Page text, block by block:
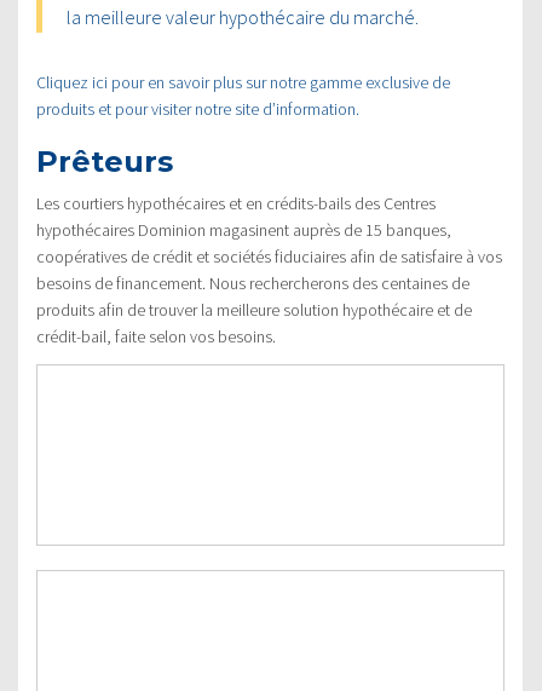
la meilleure valeur hypothécaire du marché.
Cliquez ici pour en savoir plus sur notre gamme exclusive de
produits et pour visiter notre site d’information.
Prêteurs
Les courtiers hypothécaires et en crédits-bails des Centres
hypothécaires Dominion magasinent auprès de 15 banques,
coopératives de crédit et sociétés fiduciaires afin de satisfaire à vos
besoins de financement. Nous rechercherons des centaines de
produits afin de trouver la meilleure solution hypothécaire et de
crédit-bail, faite selon vos besoins.